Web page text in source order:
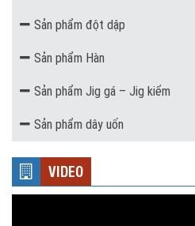
Sản phẩm đột dập
Sản phẩm Hàn
Sản phẩm Jig gá – Jig kiểm
Sản phẩm dây uốn
VIDEO